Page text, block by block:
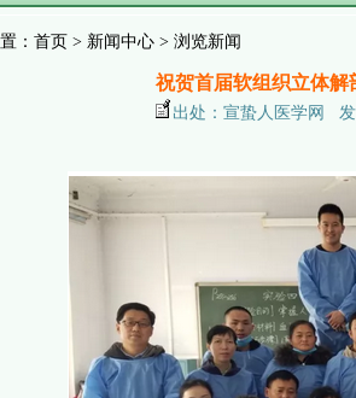
：首页 > 新闻中心 > 浏览新闻
祝贺首届软组织立体解
出处：宣蛰人医学网 发